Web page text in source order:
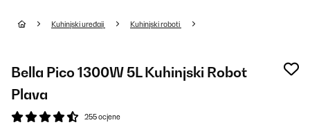
Kuhinjski uređaji Kuhinjski roboti
Bella Pico 1300W 5L Kuhinjski Robot
Plava
255 ocjene